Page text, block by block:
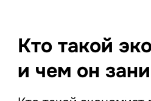
Кто такой
и чем он